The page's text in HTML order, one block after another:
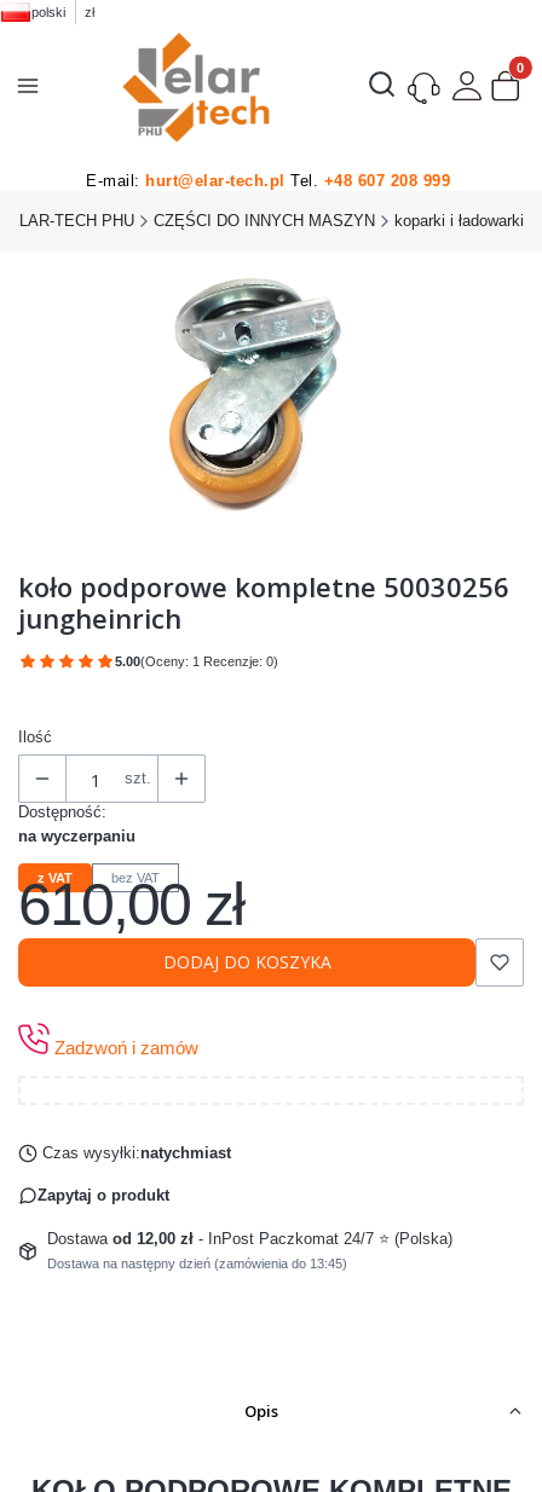
polski zł
Otwórz wyszukiwarkę
E-mail: hurt@elar-tech.pl Tel. +48 607 208 999
ELAR-TECH PHU CZĘŚCI DO INNYCH MASZYN koparki i ładowarki
koło podporowe kompletne 50030256
jungheinrich
5.00(Oceny: 1 Recenzje: 0)
Przejdź do sekcji Opinie
Ilość
szt.
Dostępność:
na wyczerpaniu
z VAT bez VAT
Cena
610,00 zł
DODAJ DO KOSZYKA
Zadzwoń i zamów
Czas wysyłki:natychmiast
Zapytaj o produkt
Dostawa od 12,00 zł - InPost Paczkomat 24/7 ⭐ (Polska)
Dostawa na następny dzień (zamówienia do 13:45)
Opis